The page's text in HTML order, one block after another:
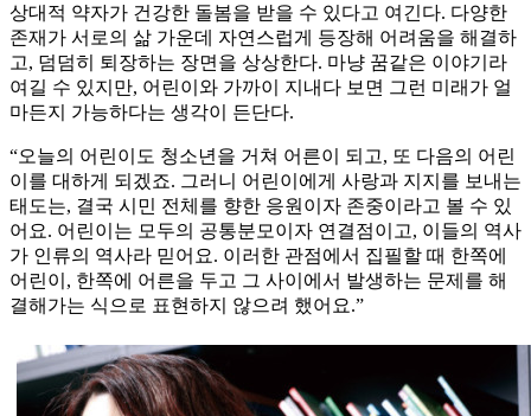
상대적 약자가 건강한 돌봄을 받을 수 있다고 여긴다. 다양한
존재가 서로의 삶 가운데 자연스럽게 등장해 어려움을 해결하
고, 덤덤히 퇴장하는 장면을 상상한다. 마냥 꿈같은 이야기라
여길 수 있지만, 어린이와 가까이 지내다 보면 그런 미래가 얼
마든지 가능하다는 생각이 든단다.
“오늘의 어린이도 청소년을 거쳐 어른이 되고, 또 다음의 어린
이를 대하게 되겠죠. 그러니 어린이에게 사랑과 지지를 보내는
태도는, 결국 시민 전체를 향한 응원이자 존중이라고 볼 수 있
어요. 어린이는 모두의 공통분모이자 연결점이고, 이들의 역사
가 인류의 역사라 믿어요. 이러한 관점에서 집필할 때 한쪽에
어린이, 한쪽에 어른을 두고 그 사이에서 발생하는 문제를 해
결해가는 식으로 표현하지 않으려 했어요.”